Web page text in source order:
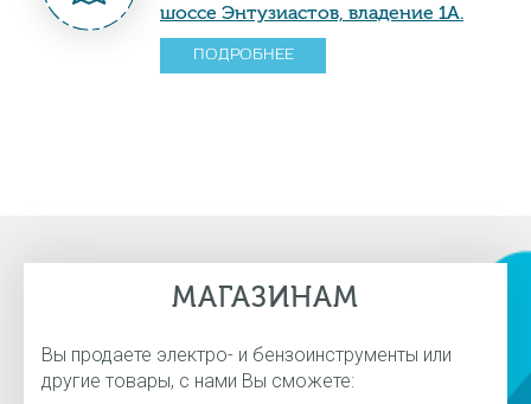
шоссе Энтузиастов, владение 1А.
ПОДРОБНЕЕ
МАГАЗИНАМ
Вы продаете электро- и бензоинструменты или
другие товары, с нами Вы сможете: